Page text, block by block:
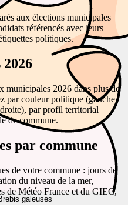
galeuses
aux élections municipales
référencés avec leurs
politiques.
municipales 2026 dans plus de
par couleur politique (gauche,
par profil territorial
de commune.
par commune
de votre commune : jours de
du niveau de la mer,
de Météo France et du GIEC,